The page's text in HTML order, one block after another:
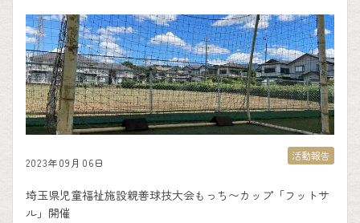
2023年09月06日
埼玉県児童福祉施設親善球技大会もっち〜カップ「フットサ
ル」開催
活動報告